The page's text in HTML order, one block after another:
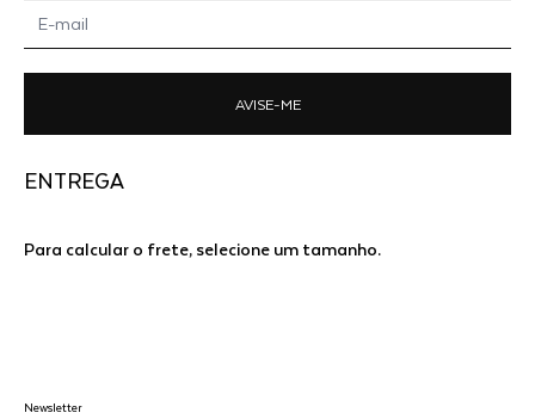
AVISE-ME
ENTREGA
Para calcular o frete, selecione um tamanho.
Newsletter